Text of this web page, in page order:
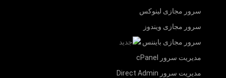
سرور مجازی لینوکس
سرور مجازی ویندوز
سرور مجازی بایننس
مدیریت سرور cPanel
مدیریت سرور Direct Admin